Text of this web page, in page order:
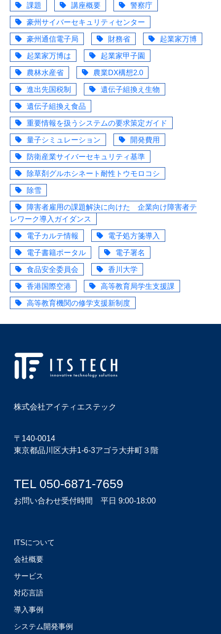
課題
講座概要
警察庁
豪州サイバーセキュリティセンター
豪州通信電子局
財務省
起業家万博
起業家万博は
起業家甲子園
農林水産省
農業DX構想2.0
進出先国税制
遺伝子組換え生物
遺伝子組換え食品
重要情報を扱うシステムの要求策定ガイド
量子シミュレーション
開発費用
防衛産業サイバーセキュリティ基準
除草剤グルホシネート耐性トウモロコシ
除雪
障害者雇用の課題解決に向けた 企業向け障害者テ
レワーク導入ガイダンス
電子カルテ情報
電子処方箋導入
電子書籍ポータル
電子署名
食品安全委員会
香川大学
香港国際空港
高等教育局学生支援課
高等教育機関の修学支援新制度
株式会社アイティエステック
〒140-0014
東京都品川区大井1-6-3アゴラ大井町３階
TEL 050-6871-7659
お問い合わせ受付時間 平日 9:00-18:00
ITSについて
会社概要
サービス
対応言語
導入事例
システム開発事例